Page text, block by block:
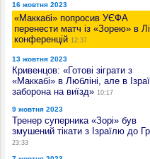
16 жовтня 2023
«Маккабі» попросив УЄФА
перенести матч із «Зорею» в
конференцій 12:37
13 жовтня 2023
Кривенцов: «Готові зіграти з
«Маккабі» в Любліні, але в
заборона на виїзд» 10:17
9 жовтня 2023
Тренер суперника «Зорі» був
змушений тікати з Ізраїлю до
23:33